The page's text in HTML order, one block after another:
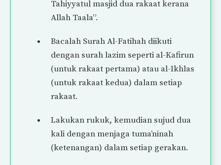
Tahiyyatul masjid dua rakaat kerana
Allah Taala”.
Bacalah Surah Al-Fatihah diikuti
dengan surah lazim seperti al-Kafirun
(untuk rakaat pertama) atau al-Ikhlas
(untuk rakaat kedua) dalam setiap
rakaat.
Lakukan rukuk, kemudian sujud dua
kali dengan menjaga tuma’ninah
(ketenangan) dalam setiap gerakan.